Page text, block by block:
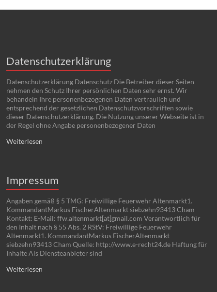
Datenschutzerklärung
Datenschutzerklärung Datenschutz Die Betreiber dieser Seiten
nehmen den Schutz Ihrer persönlichen Daten sehr ernst. Wir
behandeln Ihre personenbezogenen Daten vertraulich und
entsprechend der gesetzlichen Datenschutzvorschriften sowie
dieser Datenschutzerklärung. Die Nutzung unserer Webseite ist in
der Regel ohne Angabe personenbezogener Daten
Weiterlesen
Impressum
Angaben gemäß § 5 TMG: Freiwillige Feuerwehr Altenmarkt1.
KommandantMarkus FischerAltenmarkt siebzehn93413 Cham
Kontakt: E-Mail: ffw.altenmarkt[at]gmail.com Verantwortlich für
den Inhalt nach § 55 Abs. 2 RStV: Freiwillige Feuerwehr
Altenmarkt1. KommandantMarkus FischerAltenmarkt
siebzehn93413 Cham Quelle: http://www.e-recht24.de Haftung für
Inhalte Als Diensteanbieter sind
Weiterlesen